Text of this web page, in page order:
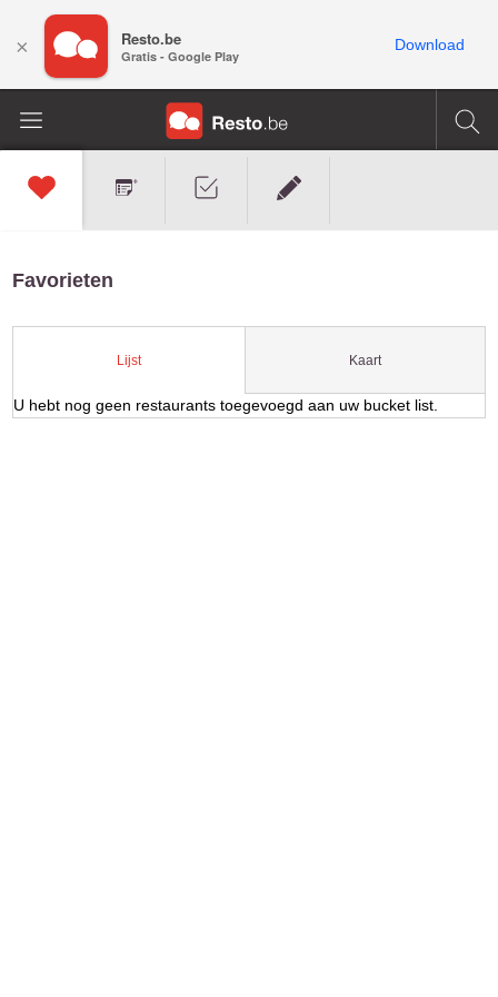
Favorieten
Lijst Kaart
U hebt nog geen restaurants toegevoegd aan uw bucket list.
× Resto.be
Gratis - Google Play
Download